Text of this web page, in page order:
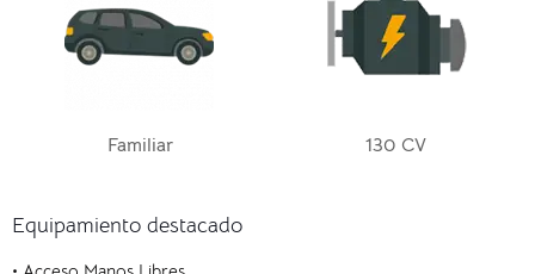
Familiar 130 CV
Equipamiento destacado